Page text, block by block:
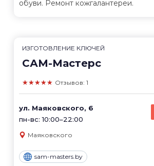
обуви. Ремонт кожгалантереи.
ИЗГОТОВЛЕНИЕ КЛЮЧЕЙ
САМ-Мастерс
★★★★★ Отзывов: 1
ул. Маяковского, 6
пн-вс: 10:00–22:00
Маяковского
sam-masters.by